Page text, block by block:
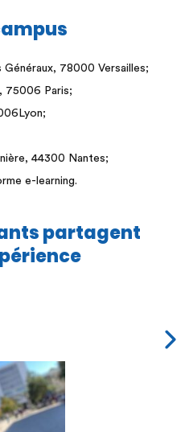
Généraux, 78000 Versailles;
75006 Paris;
44300 Nantes;
e-learning.
partagent